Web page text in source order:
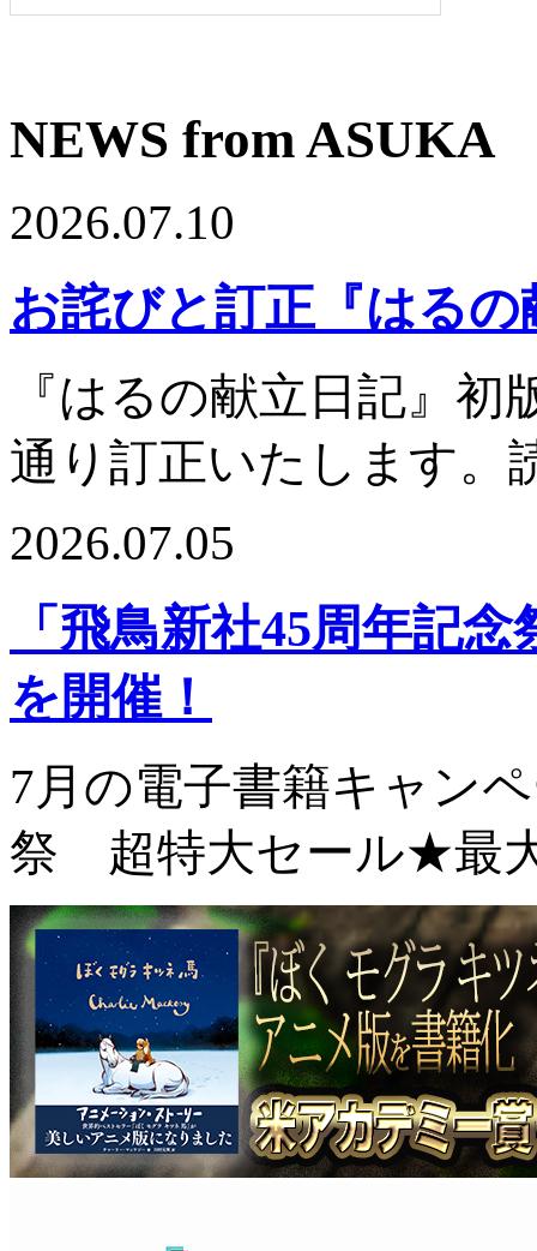
NEWS from ASUKA
2026.07.10
お詫びと訂正『はるの
『はるの献立日記』
通り訂正いたします
2026.07.05
「⾶⿃新社45周年記
を開催！
7月の電子書籍キャン
祭 超特大セール★最